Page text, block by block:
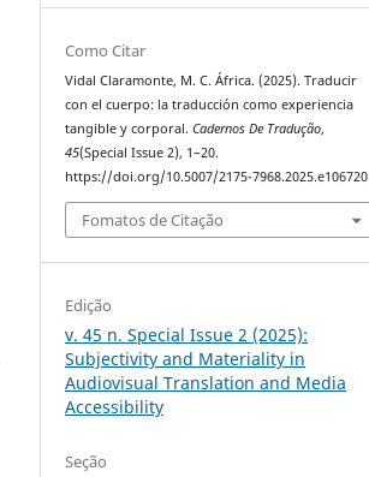
Como Citar
Vidal Claramonte, M. C. África. (2025). Traducir
con el cuerpo: la traducción como experiencia
tangible y corporal.Cadernos De Tradução,
45(Special Issue 2), 1–20.
https://doi.org/10.5007/2175-7968.2025.e106720
Fomatos de Citação
Edição
v. 45 n. Special Issue 2 (2025):
Subjectivity and Materiality in
Audiovisual Translation and Media
Accessibility
Seção